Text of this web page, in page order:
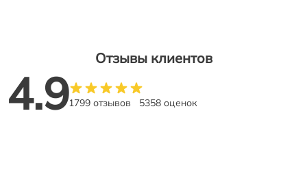
Отзывы клиентов
4.91799 отзывов 5358 оценок